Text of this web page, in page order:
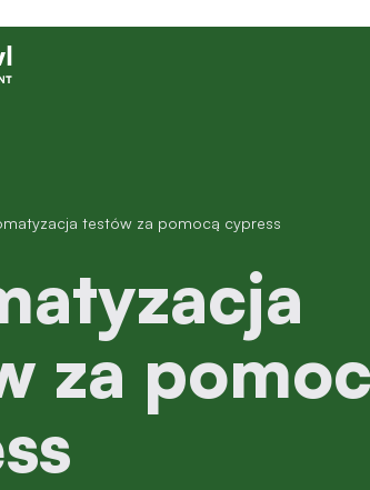
testów za pomocą cypress
za